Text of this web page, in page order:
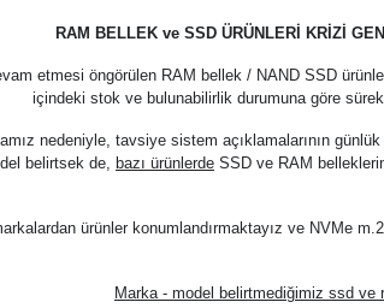
RAM BELLEK ve SSD ÜRÜNLERİ KRİZİ
etmesi öngörülen RAM bellek / NAND SSD
içindeki stok ve bulunabilirlik durumuna göre
nedeniyle, tavsiye sistem açıklamalarının
belirtsek de, bazı ürünlerdeSSD ve RAM
ürünler konumlandırmaktayız ve NVMe
Marka - model belirtmediğimiz ssd ve